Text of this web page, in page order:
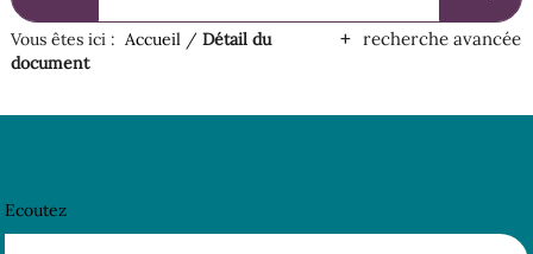
recherche avancée
Vous êtes ici : Accueil / Détail du
document
Ecoutez